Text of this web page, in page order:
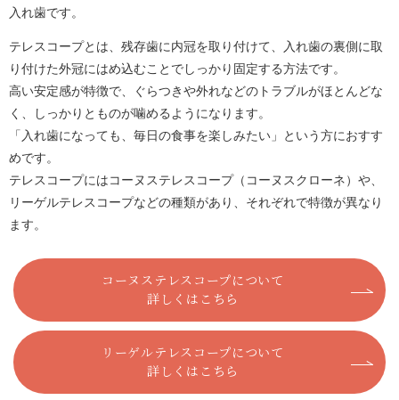
入れ歯です。
テレスコープとは、残存歯に内冠を取り付けて、入れ歯の裏側に取
り付けた外冠にはめ込むことでしっかり固定する方法です。
高い安定感が特徴で、ぐらつきや外れなどのトラブルがほとんどな
く、しっかりとものが噛めるようになります。
「入れ歯になっても、毎日の食事を楽しみたい」という方におすす
めです。
テレスコープにはコーヌステレスコープ（コーヌスクローネ）や、
リーゲルテレスコープなどの種類があり、それぞれで特徴が異なり
ます。
コーヌステレスコープについて
詳しくはこちら
リーゲルテレスコープについて
詳しくはこちら